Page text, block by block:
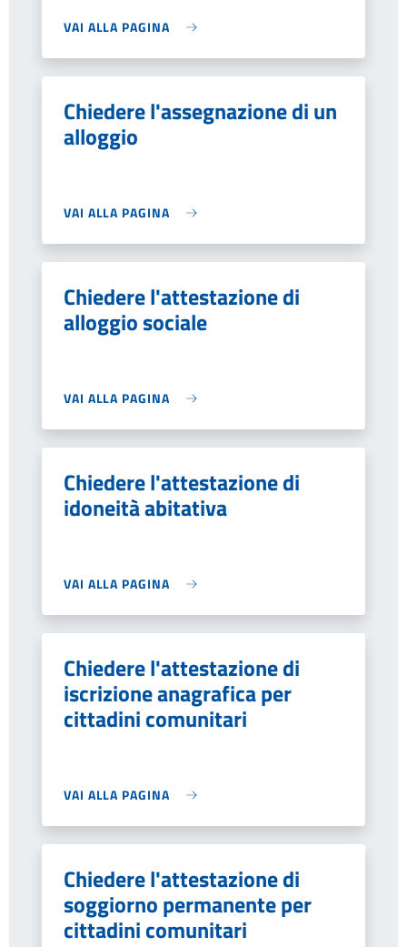
VAI ALLA PAGINA
Chiedere l'assegnazione di un
alloggio
VAI ALLA PAGINA
Chiedere l'attestazione di
alloggio sociale
VAI ALLA PAGINA
Chiedere l'attestazione di
idoneità abitativa
VAI ALLA PAGINA
Chiedere l'attestazione di
iscrizione anagrafica per
cittadini comunitari
VAI ALLA PAGINA
Chiedere l'attestazione di
soggiorno permanente per
cittadini comunitari